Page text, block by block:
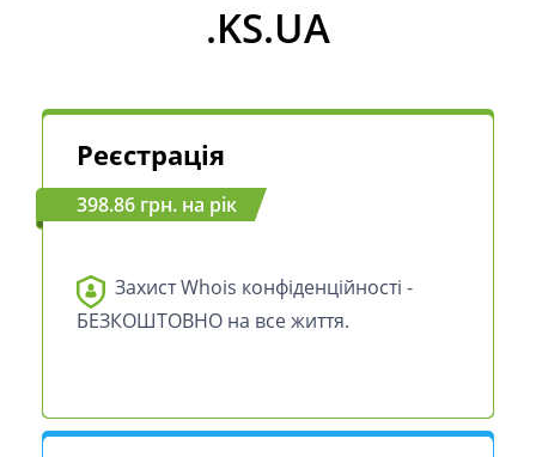
.KS.UA
Реєстрація
398.86 грн. на рік
Захист Whois конфіденційності -
БЕЗКОШТОВНО на все життя.